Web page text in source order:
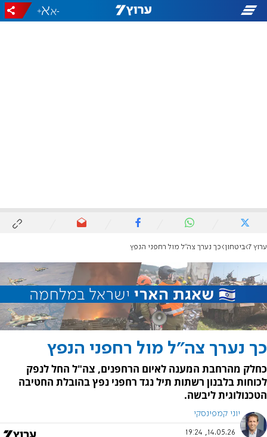
-
+
ערוץ 7 ביטחון כך נערך צה"ל מול רחפני הנפץ
כך נערך צה"ל מול רחפני הנפץ
כחלק מהרחבת המענה לאיום הרחפנים, צה"ל החל לנפק
לכוחות בלבנון רשתות תיל נגד רחפני נפץ בהובלת החטיבה
הטכנולוגית ליבשה.
יוני קמפינסקי
14.05.26, 19:24